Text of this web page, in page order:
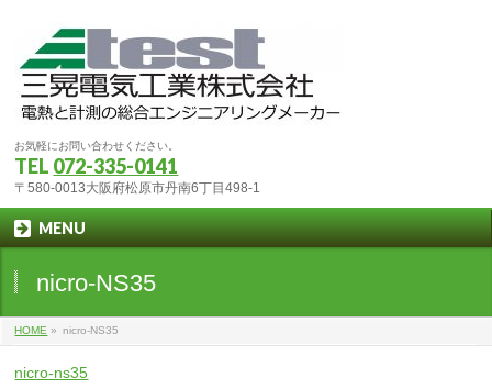
お気軽にお問い合わせください。
TEL 072-335-0141
〒580-0013大阪府松原市丹南6丁目498-1
MENU
nicro-NS35
HOME » nicro-NS35
nicro-ns35